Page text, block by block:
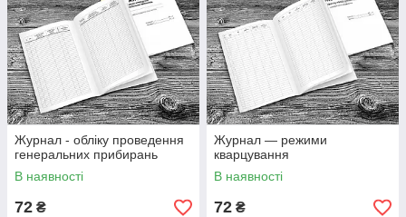
Журнал - обліку проведення
генеральних прибирань
В наявності
72 ₴
Журнал — режими
кварцування
В наявності
72 ₴